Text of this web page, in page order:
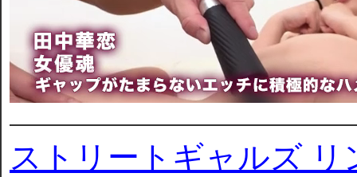
ストリートギャルズ リ